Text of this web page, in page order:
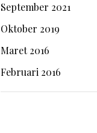
September 2021
Oktober 2019
Maret 2016
Februari 2016